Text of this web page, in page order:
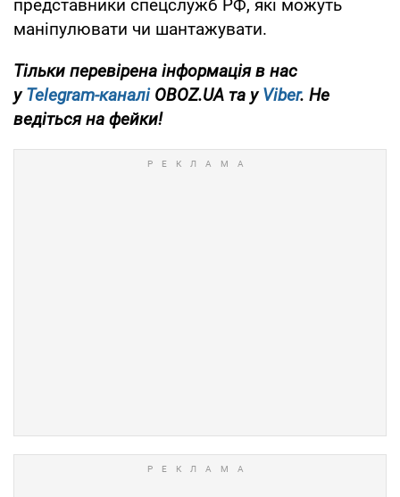
представники спецслужб РФ, які можуть
маніпулювати чи шантажувати.
Тільки перевірена інформація в нас
уTelegram-каналіOBOZ.UA та уViber. Не
ведіться на фейки!